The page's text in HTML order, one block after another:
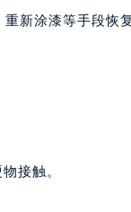
新涂漆等手段恢
接触。